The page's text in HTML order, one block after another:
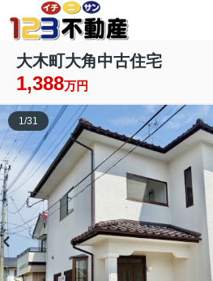
大木町大角中古住宅
1,388万円
1/31